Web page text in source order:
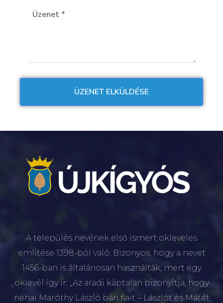
A település nevének első ismert okleveles
említése 1398-ból való. Bizonyos, hogy a nevet
1456-ban is általánosan használták, mert egy
oklevél így ír: „Az aradi káptalan bizonyítja, hogy
néhai Maróthy László bán fiait – Lászlót és Mátét